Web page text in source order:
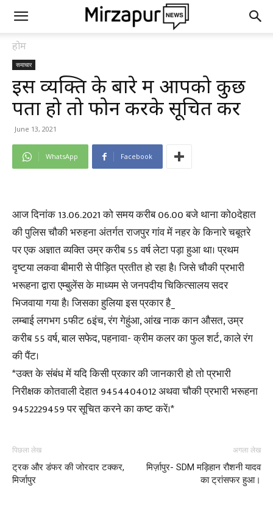
होम
समाचार
इस व्यक्ति के बारे में आपको कुछ
पता हो तो फोन करके सूचित करें
June 13, 2021
WhatsApp Facebook
आज दिनांक 13.06.2021 को समय करीब 06.00 बजे थाना को0देहात
की पुलिस चौकी भरुहना अंतर्गत राजपुर गांव में नहर के किनारे चबूतरे
पर एक अज्ञात व्यक्ति उम्र करीब 55 वर्ष लेटा पड़ा हुआ था। प्रथम
दृष्टया लकवा बीमारी से पीड़ित प्रतीत हो रहा है। जिसे चौकी प्रभारी
भरूहना द्वारा एम्बुलेंस के माध्यम से जनपदीय चिकित्सालय सदर
भिजवाया गया है। जिसका हुलिया इस प्रकार है_
लम्बाई लगभग 5फीट 6इंच, रंग गेहुंआ, आंख नाक कान औसत, उम्र
करीब 55 वर्ष, बाल सफेद, पहनावा- क्रीम कलर का फुल शर्ट, काले रंग
की पैंट।
*उक्त के संबंध में यदि किसी प्रकार की जानकारी हो तो प्रभारी
निरीक्षक कोतवाली देहात 9454404012 अथवा चौकी प्रभारी भरूहना
9452229459 पर सूचित करने का कष्ट करें।*
पिछला लेख
ट्रक और डंफर की जोरदार टक्कर,
मिर्जापुर
अगला लेख
मिर्ज़ापुर- SDM मड़िहान रौशनी यादव
का ट्रांसफर हुआ।